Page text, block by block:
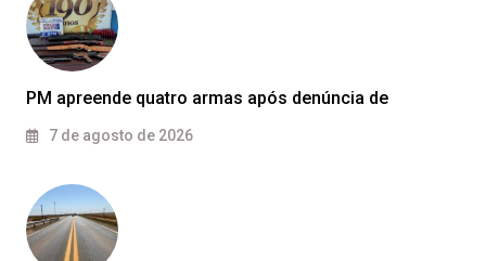
PM apreende quatro armas após denúncia de
7 de agosto de 2026